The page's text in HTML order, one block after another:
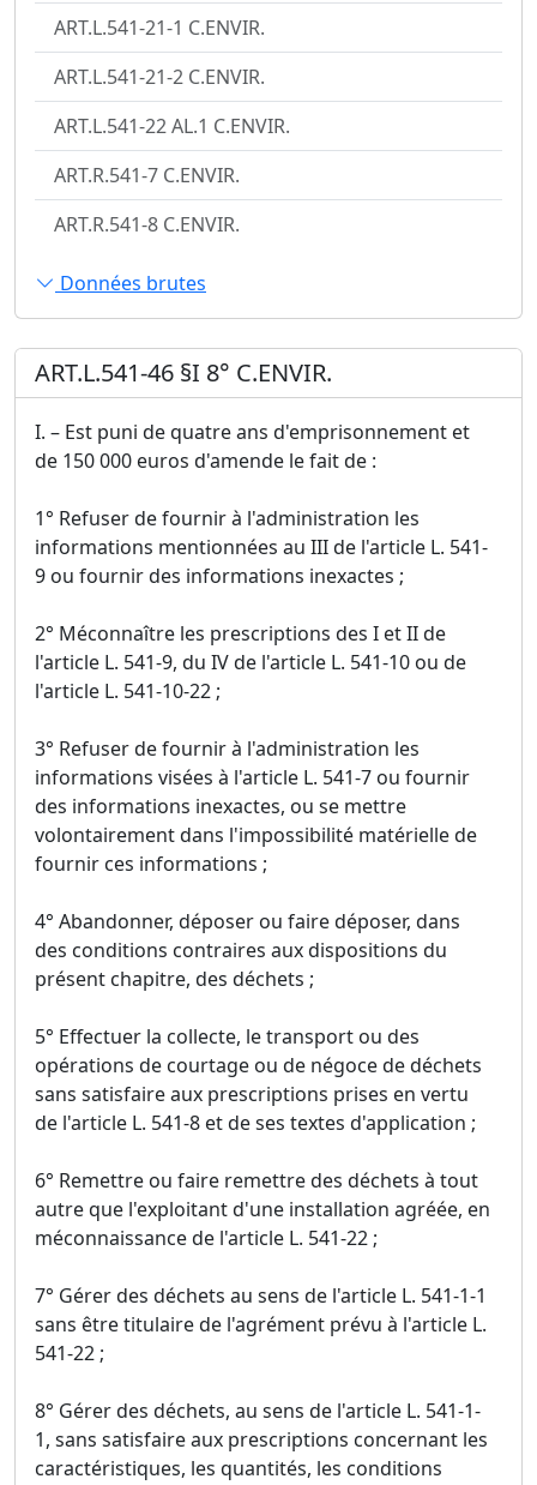
ART.L.541-21-1 C.ENVIR.
ART.L.541-21-2 C.ENVIR.
ART.L.541-22 AL.1 C.ENVIR.
ART.R.541-7 C.ENVIR.
ART.R.541-8 C.ENVIR.
Données brutes
ART.L.541-46 §I 8° C.ENVIR.
I. – Est puni de quatre ans d'emprisonnement et
de 150 000 euros d'amende le fait de :
1° Refuser de fournir à l'administration les
informations mentionnées au III de l'article L. 541-
9 ou fournir des informations inexactes ;
2° Méconnaître les prescriptions des I et II de
l'article L. 541-9, du IV de l'article L. 541-10 ou de
l'article L. 541-10-22 ;
3° Refuser de fournir à l'administration les
informations visées à l'article L. 541-7 ou fournir
des informations inexactes, ou se mettre
volontairement dans l'impossibilité matérielle de
fournir ces informations ;
4° Abandonner, déposer ou faire déposer, dans
des conditions contraires aux dispositions du
présent chapitre, des déchets ;
5° Effectuer la collecte, le transport ou des
opérations de courtage ou de négoce de déchets
sans satisfaire aux prescriptions prises en vertu
de l'article L. 541-8 et de ses textes d'application ;
6° Remettre ou faire remettre des déchets à tout
autre que l'exploitant d'une installation agréée, en
méconnaissance de l'article L. 541-22 ;
7° Gérer des déchets au sens de l'article L. 541-1-1
sans être titulaire de l'agrément prévu à l'article L.
541-22 ;
8° Gérer des déchets, au sens de l'article L. 541-1-
1, sans satisfaire aux prescriptions concernant les
caractéristiques, les quantités, les conditions